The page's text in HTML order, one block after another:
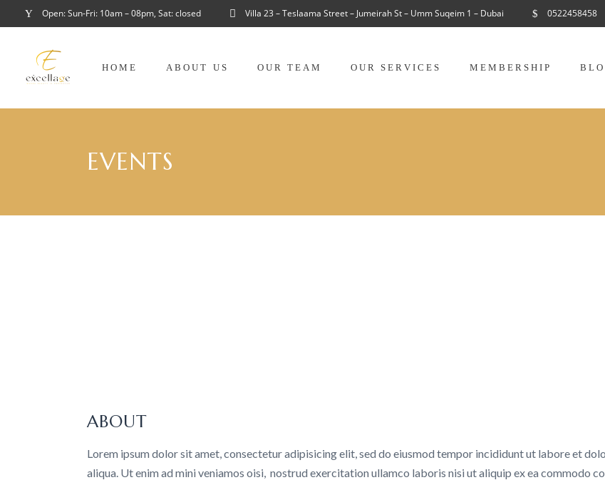
Open: Sun-Fri: 10am – 08pm, Sat: closed Villa 23 – Teslaama Street – Jumeirah St – Umm Suqeim 1 – Dubai 0522458458
HOME ABOUT US OUR TEAM OUR SERVICES MEMBERSHIP
EVENTS
ABOUT
Lorem ipsum dolor sit amet, consectetur adipisicing elit, sed do eiusmod tempor incididunt ut labore et
aliqua. Ut enim ad mini veniamos oisi, nostrud exercitation ullamco laboris nisi ut aliquip ex ea commodo